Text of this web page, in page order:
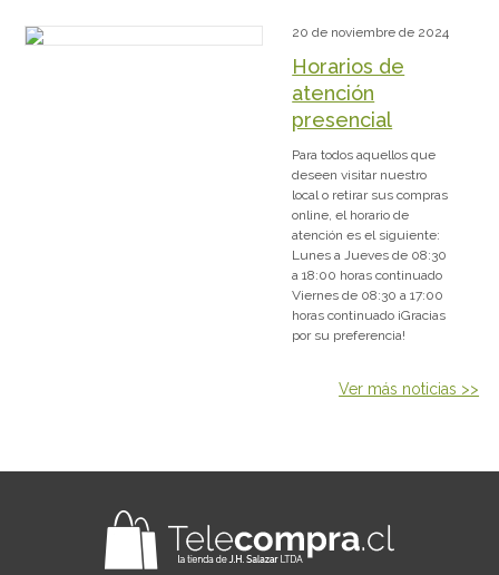
20 de noviembre de 2024
Horarios de
atención
presencial
Para todos aquellos que
deseen visitar nuestro
local o retirar sus compras
online, el horario de
atención es el siguiente:
Lunes a Jueves de 08:30
a 18:00 horas continuado
Viernes de 08:30 a 17:00
horas continuado ¡Gracias
por su preferencia!
Ver más noticias >>